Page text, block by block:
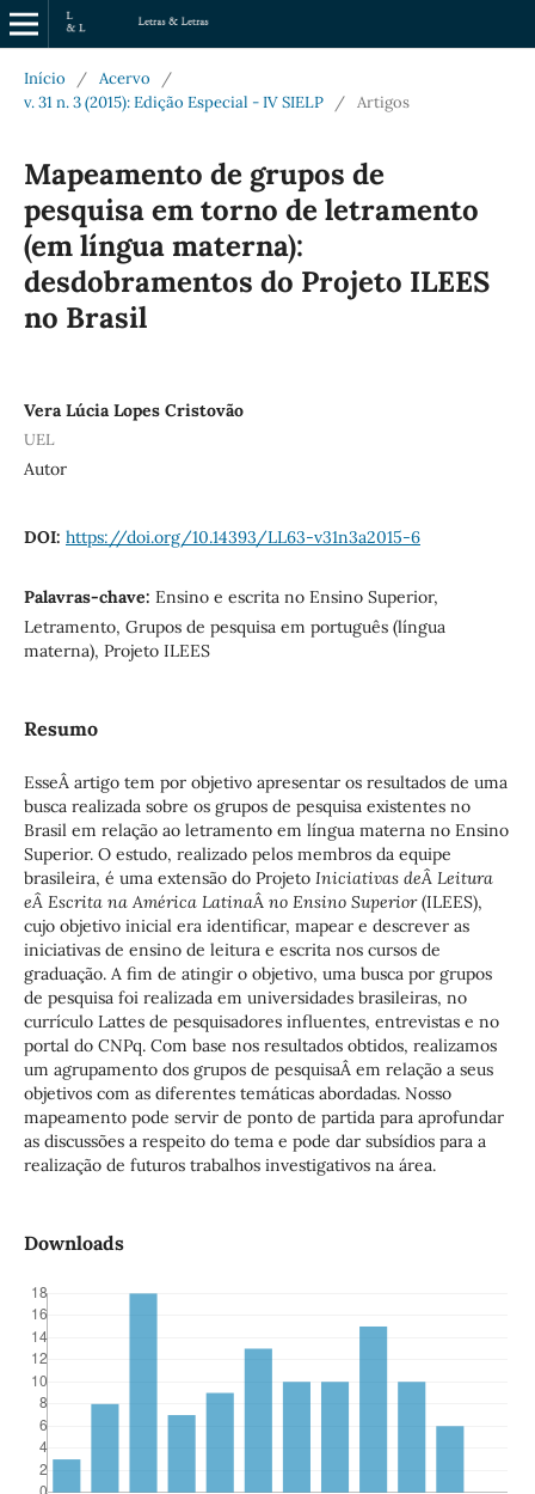
Início / Acervo
/
v. 31 n. 3 (2015): Edição Especial - IV SIELP
/ Artigos
Mapeamento de grupos de
pesquisa em torno de letramento
(em língua materna):
desdobramentos do Projeto ILEES
no Brasil
Vera Lúcia Lopes Cristovão
UEL
Autor
DOI: https://doi.org/10.14393/LL63-v31n3a2015-6
Palavras-chave: Ensino e escrita no Ensino Superior,
Letramento, Grupos de pesquisa em português (língua
materna), Projeto ILEES
Resumo
EsseÂ artigo tem por objetivo apresentar os resultados de uma
busca realizada sobre os grupos de pesquisa existentes no
Brasil em relação ao letramento em língua materna no Ensino
Superior. O estudo, realizado pelos membros da equipe
brasileira, é uma extensão do Projeto Iniciativas deÂ Leitura
eÂ Escrita na América LatinaÂ no Ensino Superior(ILEES),
cujo objetivo inicial era identificar, mapear e descrever as
iniciativas de ensino de leitura e escrita nos cursos de
graduação. A fim de atingir o objetivo, uma busca por grupos
de pesquisa foi realizada em universidades brasileiras, no
currículo Lattes de pesquisadores influentes, entrevistas e no
portal do CNPq. Com base nos resultados obtidos, realizamos
um agrupamento dos grupos de pesquisaÂ em relação a seus
objetivos com as diferentes temáticas abordadas. Nosso
mapeamento pode servir de ponto de partida para aprofundar
as discussões a respeito do tema e pode dar subsídios para a
realização de futuros trabalhos investigativos na área.
Downloads